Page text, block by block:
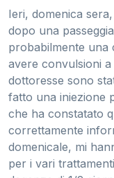
Ieri, domenica
dopo una
probabilmente una
avere convulsioni
dottoresse sono
fatto una iniezione
che ha constatato
correttamente
domenicale, mi
per i vari